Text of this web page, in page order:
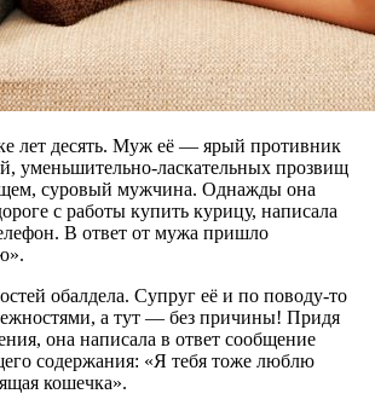
лет десять. Муж её — ярый противник
уменьшительно-ласкательных прозвищ
суровый мужчина. Однажды она
с работы купить курицу, написала
В ответ от мужа пришло
обалдела. Супруг её и по поводу-то
а тут — без причины! Придя
она написала в ответ сообщение
содержания: «Я тебя тоже люблю
кошечка».